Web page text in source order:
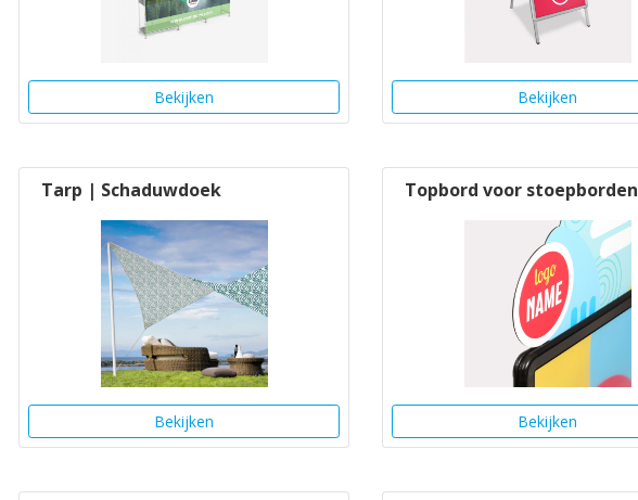
Bekijken Bekijken
Tarp | Schaduwdoek
Bekijken
Topbord voor stoepborden
Bekijken